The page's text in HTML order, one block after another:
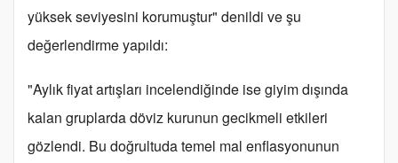
yüksek seviyesini korumuştur" denildi ve şu
değerlendirme yapıldı:
"Aylık fiyat artışları incelendiğinde ise giyim dışında
kalan gruplarda döviz kurunun gecikmeli etkileri
gözlendi. Bu doğrultuda temel mal enflasyonunun